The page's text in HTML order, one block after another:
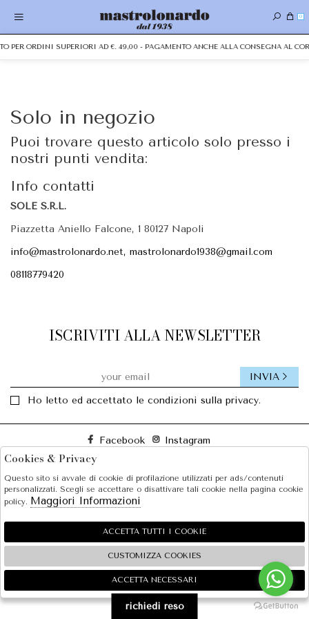
0
PER ORDINI SUPERIORI AD €. 49,00 - PAGAMENTO ANCHE ALLA CONSEGNA AL
Solo in negozio
Puoi trovare questo articolo solo presso i
nostri punti vendita:
Info contatti
SOLE S.R.L.
Piazzetta Aniello Falcone, 1 80127 Napoli
info@mastrolonardo.net, mastrolonardo1938@gmail.com
08118779420
ISCRIVITI ALLA NEWSLETTER
Ho letto ed accettato le condizioni sulla privacy.
INVIA
Facebook Instagram
SOLE S.R.L.
SHOPPING
EXTRA
2026 SOLE S.R.L. - P.iva : 07456781215 Powered byAteliersocietàgruppo Zucchetti
🍪
richiedi reso
Cookies & Privacy
Questo sito si avvale di cookie di profilazione utilizzati per ads/contenuti
personalizzati. Scegli se accettare o disattivare tali cookie nella pagina cookie
policy. Maggiori Informazioni
ACCETTA TUTTI I COOKIE
CUSTOMIZZA COOKIES
ACCETTA NECESSARI